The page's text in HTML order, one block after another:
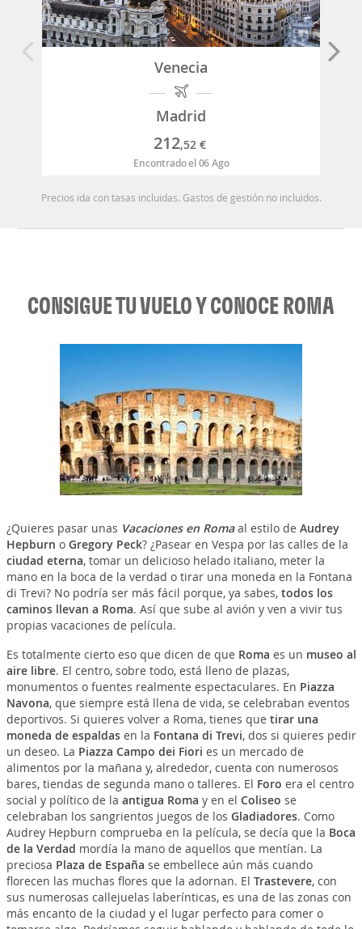
Venecia
Madrid
212,52 €
Encontrado el 06 Ago
Precios ida con tasas incluidas. Gastos de gestión no incluidos.
CONSIGUE TU VUELO Y CONOCE ROMA
¿Quieres pasar unas Vacaciones en Romaal estilo de Audrey
Hepburn o Gregory Peck? ¿Pasear en Vespa por las calles de la
ciudad eterna, tomar un delicioso helado italiano, meter la
mano en la boca de la verdad o tirar una moneda en la Fontana
di Trevi? No podría ser más fácil porque, ya sabes, todos los
caminos llevan a Roma. Así que sube al avión y ven a vivir tus
propias vacaciones de película.
Es totalmente cierto eso que dicen de que Roma es un museo al
aire libre. El centro, sobre todo, está lleno de plazas,
monumentos o fuentes realmente espectaculares. En Piazza
Navona, que siempre está llena de vida, se celebraban eventos
deportivos. Si quieres volver a Roma, tienes que tirar una
moneda de espaldasen la Fontana di Trevi, dos si quieres pedir
un deseo. La Piazza Campo dei Fiori es un mercado de
alimentos por la mañana y, alrededor, cuenta con numerosos
bares, tiendas de segunda mano o talleres. El Foro era el centro
social y político de la antigua Roma y en el Coliseo se
celebraban los sangrientos juegos de los Gladiadores. Como
Audrey Hepburn comprueba en la película, se decía que la Boca
de la Verdad mordía la mano de aquellos que mentían. La
preciosa Plaza de España se embellece aún más cuando
florecen las muchas flores que la adornan. El Trastevere, con
sus numerosas callejuelas laberínticas, es una de las zonas con
más encanto de la ciudad y el lugar perfecto para comer o